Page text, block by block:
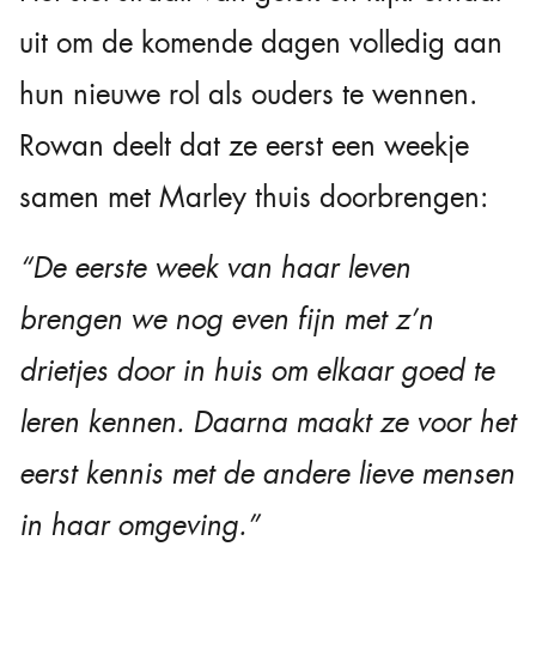
uit om de komende dagen volledig aan
hun nieuwe rol als ouders te wennen.
Rowan deelt dat ze eerst een weekje
samen met Marley thuis doorbrengen:
“De eerste week van haar leven
brengen we nog even fijn met z’n
drietjes door in huis om elkaar goed te
leren kennen. Daarna maakt ze voor het
eerst kennis met de andere lieve mensen
in haar omgeving.”